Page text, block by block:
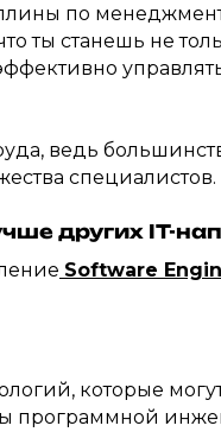
по
ты станешь не
ведь
специалистов.
других IT-
Software
которые
программной